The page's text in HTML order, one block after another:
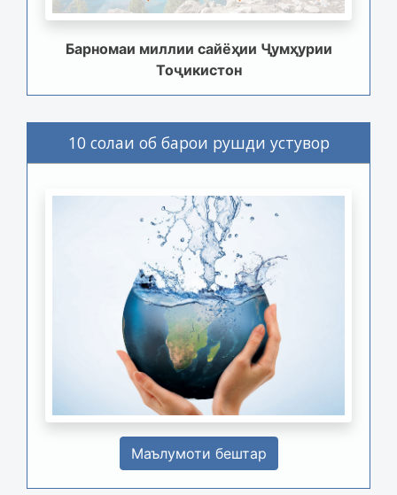
Барномаи миллии сайёҳии Ҷумҳурии
Тоҷикистон
10 солаи об барои рушди устувор
Маълумоти бештар